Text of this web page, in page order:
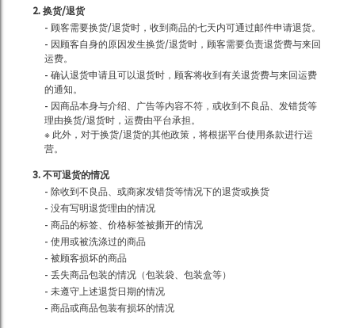
2. 换货/退货
- 顾客需要换货/退货时，收到商品的七天内可通过邮件申请退货。
- 因顾客自身的原因发生换货/退货时，顾客需要负责退货费与来回
运费。
- 确认退货申请且可以退货时，顾客将收到有关退货费与来回运费
的通知。
- 因商品本身与介绍、广告等内容不符，或收到不良品、发错货等
理由换货/退货时，运费由平台承担。
※ 此外，对于换货/退货的其他政策，将根据平台使用条款进行运
营。
3. 不可退货的情况
- 除收到不良品、或商家发错货等情况下的退货或换货
- 没有写明退货理由的情况
- 商品的标签、价格标签被撕开的情况
- 使用或被洗涤过的商品
- 被顾客损坏的商品
- 丢失商品包装的情况（包装袋、包装盒等）
- 未遵守上述退货日期的情况
- 商品或商品包装有损坏的情况